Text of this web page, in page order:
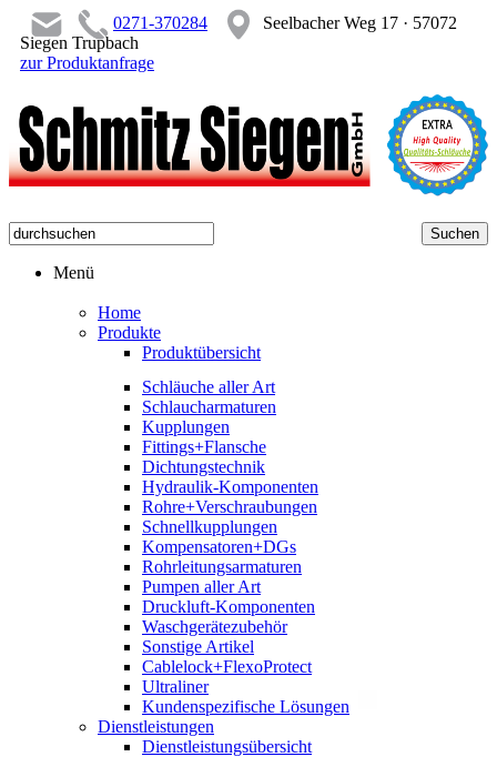
0271-370284
Seelbacher Weg 17 · 57072
Siegen Trupbach
zur Produktanfrage
Menü
Home
Produkte
Produktübersicht
Schläuche aller Art
Schlaucharmaturen
Kupplungen
Fittings+Flansche
Dichtungstechnik
Hydraulik-Komponenten
Rohre+Verschraubungen
Schnellkupplungen
Kompensatoren+DGs
Rohrleitungsarmaturen
Pumpen aller Art
Druckluft-Komponenten
Waschgerätezubehör
Sonstige Artikel
Cablelock+FlexoProtect
Ultraliner
Kundenspezifische Lösungen
Dienstleistungen
Dienstleistungsübersicht